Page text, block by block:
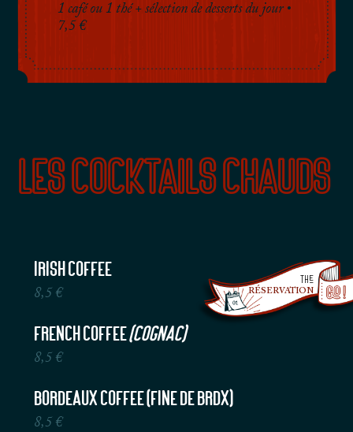
1 café ou 1 thé + sélection de desserts du jour •
7,5 €
Les cocktails chauds
Irish Coffee
8,5 €
French Coffee(cognac)
8,5 €
Bordeaux Coffee (Fine de Brdx)
8,5 €
The
RÉSERVATION